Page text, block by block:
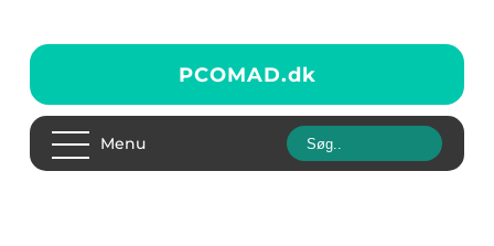
PCOMAD.dk
Menu